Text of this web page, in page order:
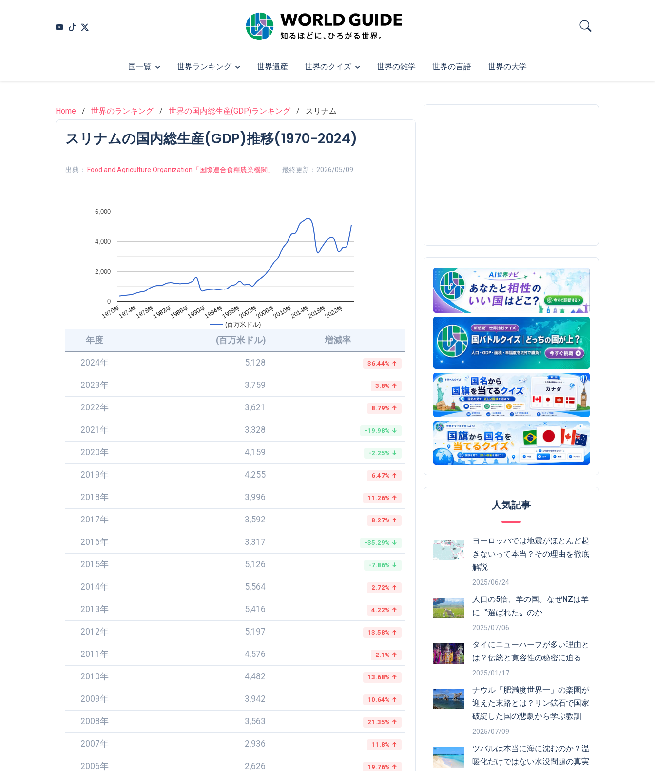
国一覧 世界ランキング 世界遺産 世界のクイズ 世界の雑学 世界の言語 世界の大学
Home 世界のランキング 世界の国内総生産(GDP)ランキング スリナム
スリナムの国内総生産(GDP)推移(1970-2024)
出典： Food and Agriculture Organization「国際連合食糧農業機関」 最終更新：2026/05/09
(百万米ドル)
1970年1974年1978年1982年1986年1990年1994年1998年2002年2006年2010年2014年2018年2022年
0
2,000
4,000
6,000
年度 (百万米ドル) 増減率
2024年 5,128 36.44% ↑
2023年 3,759 3.8% ↑
2022年 3,621 8.79% ↑
2021年 3,328 -19.98% ↓
2020年 4,159 -2.25% ↓
2019年 4,255 6.47% ↑
2018年 3,996 11.26% ↑
2017年 3,592 8.27% ↑
2016年 3,317 -35.29% ↓
2015年 5,126 -7.86% ↓
2014年 5,564 2.72% ↑
2013年 5,416 4.22% ↑
2012年 5,197 13.58% ↑
2011年 4,576 2.1% ↑
2010年 4,482 13.68% ↑
2009年 3,942 10.64% ↑
2008年 3,563 21.35% ↑
2007年 2,936 11.8% ↑
2006年 2,626 19.76% ↑
人気記事
ヨーロッパでは地震がほとんど起
きないって本当？その理由を徹底
解説
2025/06/24
人口の5倍、羊の国。なぜNZは羊
に〝選ばれた〟のか
2025/07/06
タイにニューハーフが多い理由と
は？伝統と寛容性の秘密に迫る
2025/01/17
ナウル「肥満度世界一」の楽園が
迎えた末路とは？リン鉱石で国家
破綻した国の悲劇から学ぶ教訓
2025/07/09
ツバルは本当に海に沈むのか？温
暖化だけではない水没問題の真実